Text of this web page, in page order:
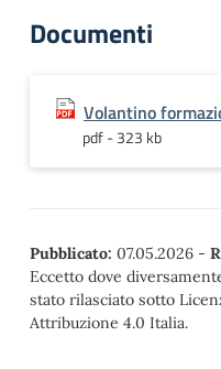
Documenti
Volantino
pdf - 323 kb
Pubblicato: 07.05.2026 -
Eccetto dove
stato rilasciato sotto
Attribuzione 4.0 Italia.